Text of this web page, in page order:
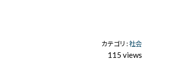
カテゴリ :社会
115 views